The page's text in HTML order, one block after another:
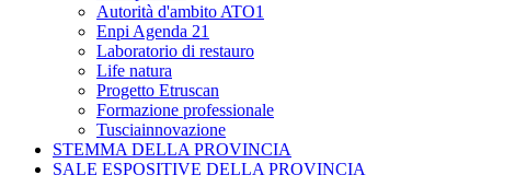
Autorità d'ambito ATO1
Enpi Agenda 21
Laboratorio di restauro
Life natura
Progetto Etruscan
Formazione professionale
Tusciainnovazione
STEMMA DELLA PROVINCIA
SALE ESPOSITIVE DELLA PROVINCIA